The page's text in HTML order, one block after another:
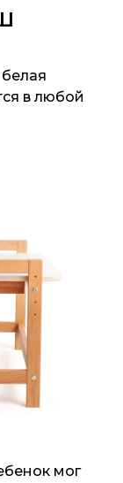
в любой
мог